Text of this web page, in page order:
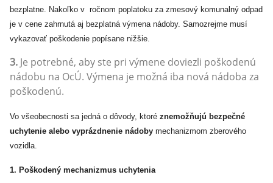
bezplatne. Nakoľko v ročnom poplatoku za zmesový komunalný odpad
je v cene zahrnutá aj bezplatná výmena nádoby. Samozrejme musí
vykazovať poškodenie popísane nižšie.
3. Je potrebné, aby ste pri výmene doviezli poškodenú
nádobu na OcÚ. Výmena je možná iba nová nádoba za
poškodenú.
Vo všeobecnosti sa jedná o dôvody, ktoré znemožňujú bezpečné
uchytenie alebo vyprázdnenie nádoby mechanizmom zberového
vozidla.
1. Poškodený mechanizmus uchytenia